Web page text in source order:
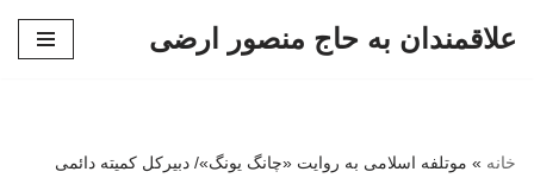
علاقمندان به حاج منصور ارضی
خانه » موتلفه اسلامی به روایت «چانگ یونگ»/ دبیرکل کمیته دائمی